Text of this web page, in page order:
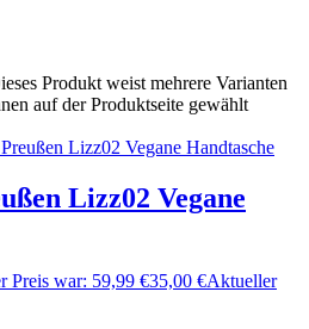
Produkt weist mehrere Varianten
auf der Produktseite gewählt
Lizz02 Vegane
Preis war: 59,99 €35,00 €Aktueller